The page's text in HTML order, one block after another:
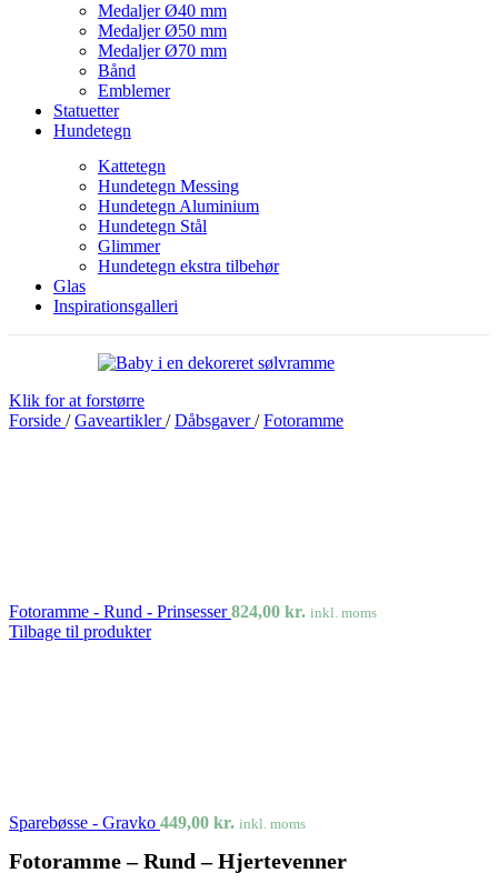
Medaljer Ø40 mm
Medaljer Ø50 mm
Medaljer Ø70 mm
Bånd
Emblemer
Statuetter
Hundetegn
Kattetegn
Hundetegn Messing
Hundetegn Aluminium
Hundetegn Stål
Glimmer
Hundetegn ekstra tilbehør
Glas
Inspirationsgalleri
Klik for at forstørre
Forside / Gaveartikler/ Dåbsgaver/ Fotoramme
Fotoramme - Rund - Prinsesser824,00 kr. inkl. moms
Tilbage til produkter
Sparebøsse - Gravko 449,00 kr. inkl. moms
Fotoramme – Rund – Hjertevenner